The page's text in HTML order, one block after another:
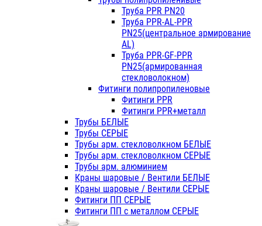
Труба PPR PN20
Труба PPR-AL-PPR
PN25(центральное армирование
AL)
Труба PPR-GF-PPR
PN25(армированная
стекловолокном)
Фитинги полипропиленовые
Фитинги PPR
Фитинги PPR+металл
Трубы БЕЛЫЕ
Трубы СЕРЫЕ
Трубы арм. стекловолкном БЕЛЫЕ
Трубы арм. стекловолкном СЕРЫЕ
Трубы арм. алюминием
Краны шаровые / Вентили БЕЛЫЕ
Краны шаровые / Вентили СЕРЫЕ
Фитинги ПП СЕРЫЕ
Фитинги ПП с металлом СЕРЫЕ